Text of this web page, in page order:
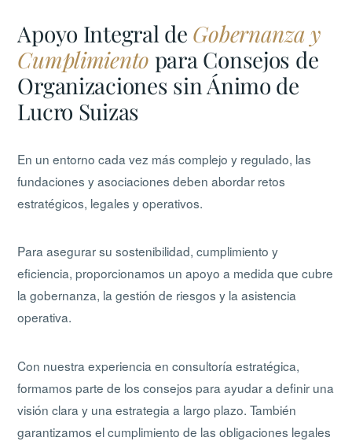
Apoyo Integral de Gobernanza y
Cumplimiento para Consejos de
Organizaciones sin Ánimo de
Lucro Suizas
En un entorno cada vez más complejo y regulado, las
fundaciones y asociaciones deben abordar retos
estratégicos, legales y operativos.
Para asegurar su sostenibilidad, cumplimiento y
eficiencia, proporcionamos un apoyo a medida que cubre
la gobernanza, la gestión de riesgos y la asistencia
operativa.
Con nuestra experiencia en consultoría estratégica,
formamos parte de los consejos para ayudar a definir una
visión clara y una estrategia a largo plazo. También
garantizamos el cumplimiento de las obligaciones legales